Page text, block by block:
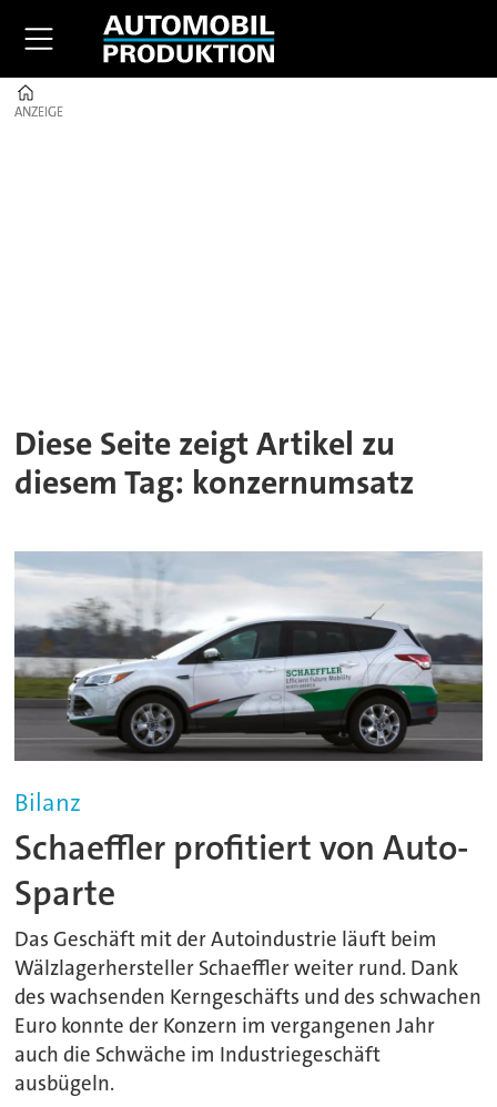
ANZEIGE
ANZEIGE
Diese Seite zeigt Artikel zu
diesem Tag: konzernumsatz
Bilanz
Schaeffler profitiert von Auto-
Sparte
Das Geschäft mit der Autoindustrie läuft beim
Wälzlagerhersteller Schaeffler weiter rund. Dank
des wachsenden Kerngeschäfts und des schwachen
Euro konnte der Konzern im vergangenen Jahr
auch die Schwäche im Industriegeschäft
ausbügeln.